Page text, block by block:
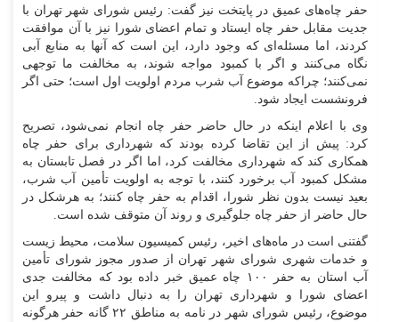
حفر چاه‌های عمیق در پایتخت نیز گفت: رئیس شورای شهر تهران با
جدیت مقابل حفر چاه ایستاد و تمام اعضای شورا نیز با آن موافقت
کردند، اما مسئله‌ای که وجود دارد، این است که آنها به منابع آبی
نگاه می‌کنند و اگر با کمبود مواجه شوند، به مخالفت ما توجهی
نمی‌کنند؛ چراکه موضوع آب شرب مردم اولویت اول است؛ حتی اگر
فرونشست ایجاد شود.
وی با اعلام اینکه در حال حاضر حفر چاه انجام نمی‌شود، تصریح
کرد: پیش از این تقاضا کرده بودند که شهرداری برای حفر چاه
همکاری کند که شهرداری مخالفت کرد، اما اگر در فصل تابستان به
مشکل کمبود آب برخورد کنند، با توجه به اولویت تأمین آب شرب،
بعید نیست بدون نظر شورا، اقدام به حفر چاه کنند؛ به هرشکل در
حال حاضر از حفر چاه جلوگیری و روند آن متوقف شده است.
گفتنی است در ماه‌های اخیر، رئیس کمیسیون سلامت، محیط زیست
و خدمات شهری شورای شهر تهران از صدور مجوز شورای تأمین
آب استان به حفر ۱۰۰ چاه عمیق خبر داده بود که مخالفت جدی
اعضای شورا و شهرداری تهران را به دنبال داشت و پیرو این
موضوع، رئیس شورای شهر در نامه به مناطق ۲۲ گانه حفر هرگونه